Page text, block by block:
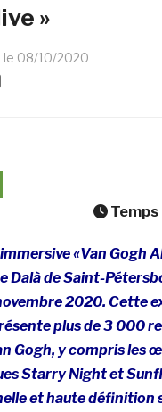
»
le 08/10/2020
«Van Gogh
Dalà­ de Saint-
2020. Cette
plus de 3 000
Gogh, y compris les
Starry Night et
et haute définition